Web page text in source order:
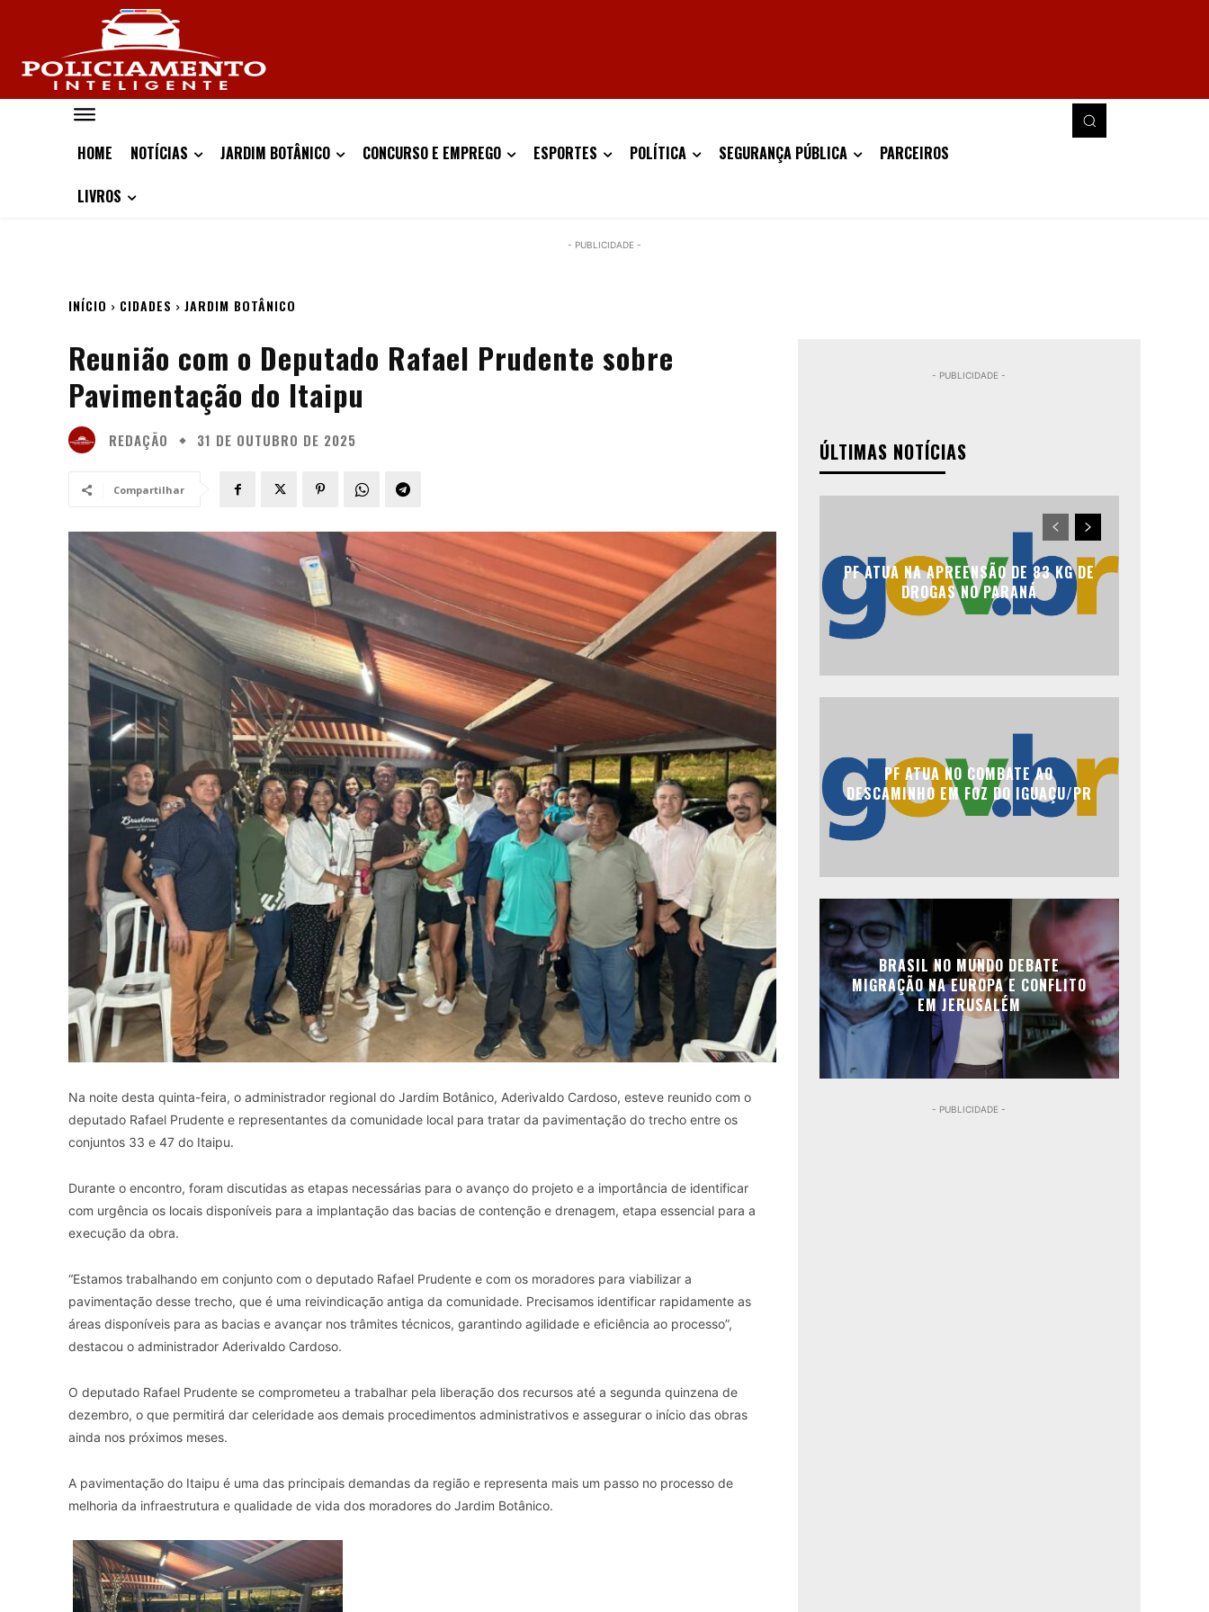
HOME NOTÍCIAS JARDIM BOTÂNICO CONCURSO E EMPREGO ESPORTES POLÍTICA SEGURANÇA PÚBLICA
PARCEIROS
LIVROS
- PUBLICIDADE -
INÍCIO CIDADES JARDIM BOTÂNICO
Reunião com o Deputado Rafael Prudente sobre
Pavimentação do Itaipu
REDAÇÃO 31 DE OUTUBRO DE 2025
Compartilhar
Na noite desta quinta-feira, o administrador regional do Jardim Botânico, Aderivaldo Cardoso, esteve reunido com o
deputado Rafael Prudente e representantes da comunidade local para tratar da pavimentação do trecho entre os
conjuntos 33 e 47 do Itaipu.
Durante o encontro, foram discutidas as etapas necessárias para o avanço do projeto e a importância de identificar
com urgência os locais disponíveis para a implantação das bacias de contenção e drenagem, etapa essencial para a
execução da obra.
“Estamos trabalhando em conjunto com o deputado Rafael Prudente e com os moradores para viabilizar a
pavimentação desse trecho, que é uma reivindicação antiga da comunidade. Precisamos identificar rapidamente as
áreas disponíveis para as bacias e avançar nos trâmites técnicos, garantindo agilidade e eficiência ao processo”,
destacou o administrador Aderivaldo Cardoso.
O deputado Rafael Prudente se comprometeu a trabalhar pela liberação dos recursos até a segunda quinzena de
dezembro, o que permitirá dar celeridade aos demais procedimentos administrativos e assegurar o início das obras
ainda nos próximos meses.
A pavimentação do Itaipu é uma das principais demandas da região e representa mais um passo no processo de
melhoria da infraestrutura e qualidade de vida dos moradores do Jardim Botânico.
- PUBLICIDADE -
ÚLTIMAS NOTÍCIAS
PF ATUA NA APREENSÃO DE 83 KG DE
DROGAS NO PARANÁ
PF ATUA NO COMBATE AO
DESCAMINHO EM FOZ DO IGUAÇU/PR
BRASIL NO MUNDO DEBATE
MIGRAÇÃO NA EUROPA E CONFLITO
EM JERUSALÉM
- PUBLICIDADE -